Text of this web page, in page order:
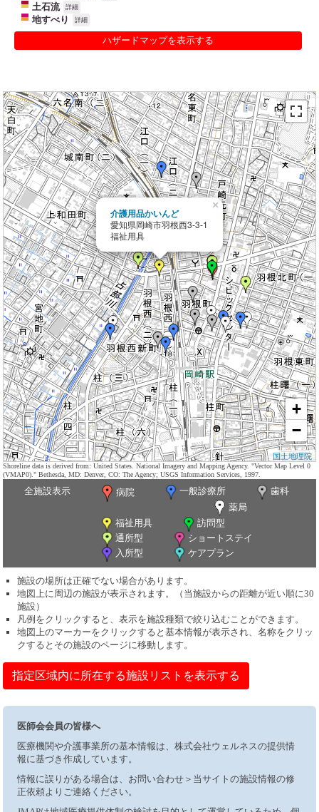
土石流 詳細
地すべり 詳細
ハザードマップを表示する
介護用品かいんど
愛知県岡崎市羽根西3-3-1
福祉用具
×
+
−
国土地理院
Shoreline data is derived from: United States. National Imagery and Mapping Agency. "Vector Map Level 0
(VMAP0)." Bethesda, MD: Denver, CO: The Agency; USGS Information Services, 1997.
全施設表示 病院 一般診療所
歯科
薬局
福祉用具
訪問型
通所型
ショートステイ
入所型
ケアプラン
施設の場所は正確でない場合があります。
地図上に周辺の施設が表示されます。（当施設からの距離が近い順に30
施設）
凡例をクリックすると、表示を施設種類で絞り込むことができます。
地図上のマーカーをクリックすると基本情報が表示され、名称をクリッ
クするとその施設のページに移動します。
指定区域内に所在する施設リストを表示する
医師会会員の皆様へ
医療機関や介護事業所の基本情報は、株式会社ウェルネスの提供情
報に基づき作成しています。
情報に誤りがある場合は、お問い合わせ＞当サイトの施設情報の修
正依頼よりご連絡ください。